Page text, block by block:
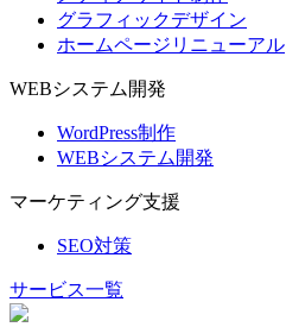
グラフィックデザイン
ホームページリニューアル
WEBシステム開発
WordPress制作
WEBシステム開発
マーケティング支援
SEO対策
サービス一覧